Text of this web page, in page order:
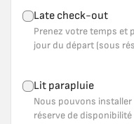
Late check-out
Prenez votre temps et
jour du départ (sous
Lit parapluie
Nous pouvons
réserve de